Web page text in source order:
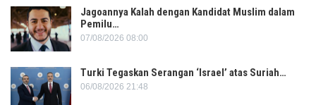
Jagoannya Kalah dengan Kandidat Muslim dalam
Pemilu…
07/08/2026 08:00
Turki Tegaskan Serangan ‘Israel’ atas Suriah…
06/08/2026 21:48